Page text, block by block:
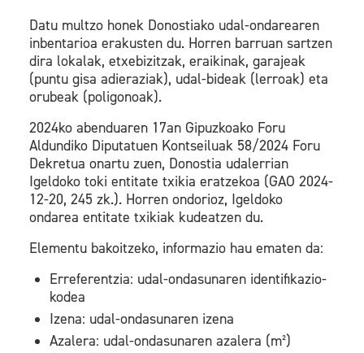
Datu multzo honek Donostiako udal-ondarearen
inbentarioa erakusten du. Horren barruan sartzen
dira lokalak, etxebizitzak, eraikinak, garajeak
(puntu gisa adieraziak), udal-bideak (lerroak) eta
orubeak (poligonoak).
2024ko abenduaren 17an Gipuzkoako Foru
Aldundiko Diputatuen Kontseiluak 58/2024 Foru
Dekretua onartu zuen, Donostia udalerrian
Igeldoko toki entitate txikia eratzekoa (GAO 2024-
12-20, 245 zk.). Horren ondorioz, Igeldoko
ondarea entitate txikiak kudeatzen du.
Elementu bakoitzeko, informazio hau ematen da:
Erreferentzia: udal-ondasunaren identifikazio-
kodea
Izena: udal-ondasunaren izena
Azalera: udal-ondasunaren azalera (m²)